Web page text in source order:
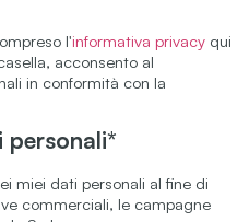
l'informativa privacy qui
acconsento al
in conformità con la
miei dati personali al fine di
commerciali, le campagne